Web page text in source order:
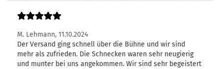
M. Lehmann, 11.10.2024
Der Versand ging schnell über die Bühne und wir sind
mehr als zufrieden. Die Schnecken waren sehr neugierig
und munter bei uns angekommen. Wir sind sehr begeistert